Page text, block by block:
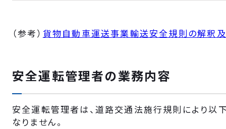
（参考） 貨物自動車運送事業輸送安全規則の解釈
安全運転管理者の業務内容
安全運転管理者は、道路交通法施行規則により以
なりません。